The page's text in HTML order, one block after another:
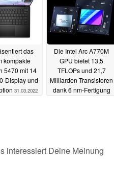
das
kompakte
5470 mit 14
Display und
31.03.2022
Die Intel Arc A770M
GPU bietet 13,5
TFLOPs und 21,7
Milliarden Transistoren
dank 6 nm-Fertigung
interessiert Deine Meinung